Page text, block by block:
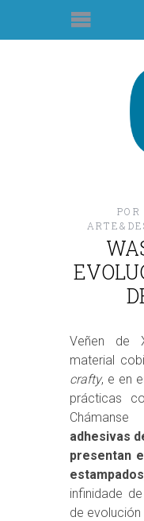
POR
Veñen de
material
crafty, e en
prácticas
Chámanse
adhesivas
presentan
estampados
infinidade
de